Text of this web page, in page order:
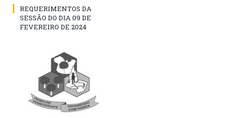
REQUERIMENTOS DA
SESSÃO DO DIA 09 DE
FEVEREIRO DE 2024